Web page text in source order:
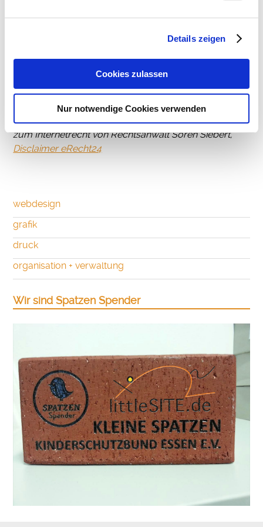
Details zeigen
Cookies zulassen
Nur notwendige Cookies verwenden
Betreiber erstellt wurden, werden die Urheberrechte
als solche gekennzeichnet. Sollten Sie trotzdem auf
eine Urheberrechtsverletzung aufmerksam werden,
bitten wir um einen entsprechenden Hinweis. Bei
Bekanntwerden von Rechtsverletzungen werden wir
Quellenangaben:Disclaimervon eRecht24, dem Portal
zum Internetrecht von Rechtsanwalt Sören Siebert,
Disclaimer eRecht24
webdesign
grafik
druck
organisation + verwaltung
Wir sind Spatzen Spender